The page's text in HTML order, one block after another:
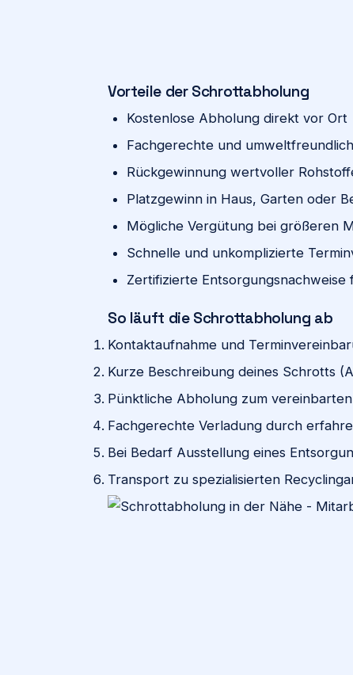
Vorteile der Schrottabholung
Kostenlose Abholung direkt vor Ort
Fachgerechte und
Rückgewinnung wertvoller
Platzgewinn in Haus, Garten oder
Mögliche Vergütung bei größeren
Schnelle und unkomplizierte
Zertifizierte
So läuft die Schrottabholung ab
Kontaktaufnahme und
Kurze Beschreibung deines Schrotts
Pünktliche Abholung zum
Fachgerechte Verladung durch
Bei Bedarf Ausstellung eines
Transport zu spezialisierten